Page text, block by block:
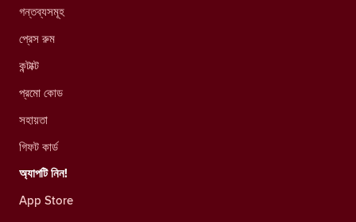
গন্তব্যসমূহ
প্রেস রুম
কন্টাক্ট
প্রমো কোড
সহায়তা
গিফট কার্ড
অ্যাপটি নিন!
App Store